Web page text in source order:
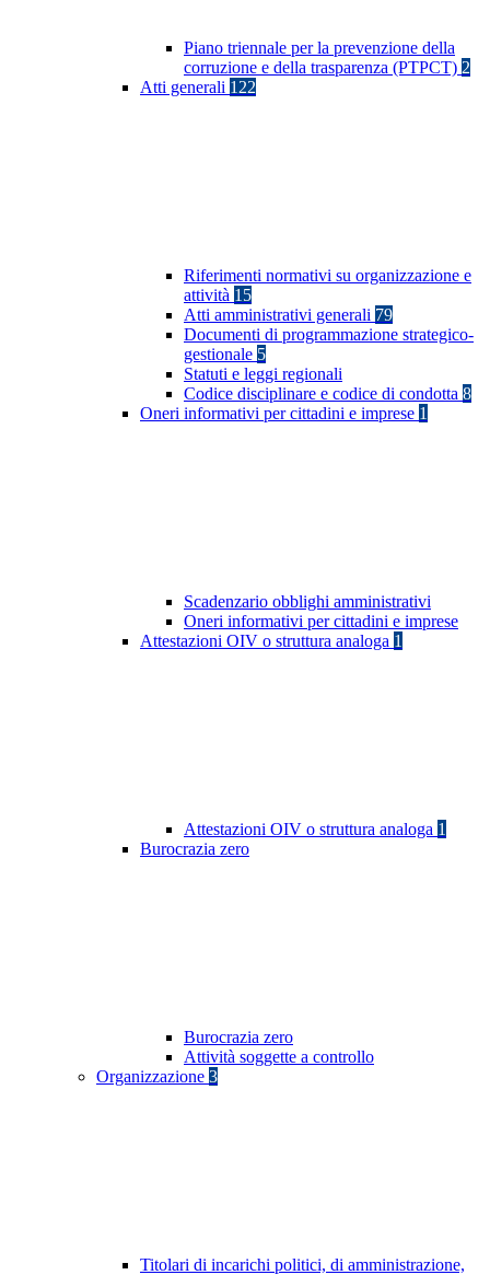
Piano triennale per la prevenzione della
corruzione e della trasparenza (PTPCT) 2
Atti generali 122
Riferimenti normativi su organizzazione e
attività 15
Atti amministrativi generali 79
Documenti di programmazione strategico-
gestionale 5
Statuti e leggi regionali
Codice disciplinare e codice di condotta 8
Oneri informativi per cittadini e imprese 1
Scadenzario obblighi amministrativi
Oneri informativi per cittadini e imprese
Attestazioni OIV o struttura analoga 1
Attestazioni OIV o struttura analoga 1
Burocrazia zero
Burocrazia zero
Attività soggette a controllo
Organizzazione 3
Titolari di incarichi politici, di amministrazione,